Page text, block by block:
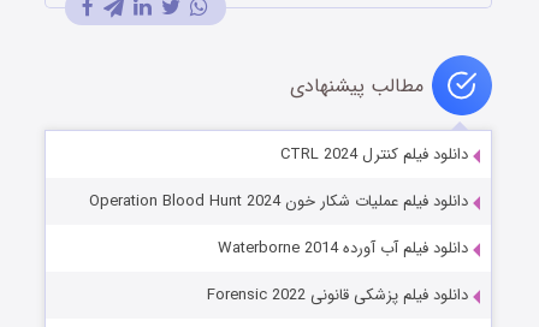
مطالب پیشنهادی
دانلود فیلم کنترل CTRL 2024
دانلود فیلم عملیات شکار خون Operation Blood Hunt 2024
دانلود فیلم آب آورده Waterborne 2014
دانلود فیلم پزشکی قانونی Forensic 2022